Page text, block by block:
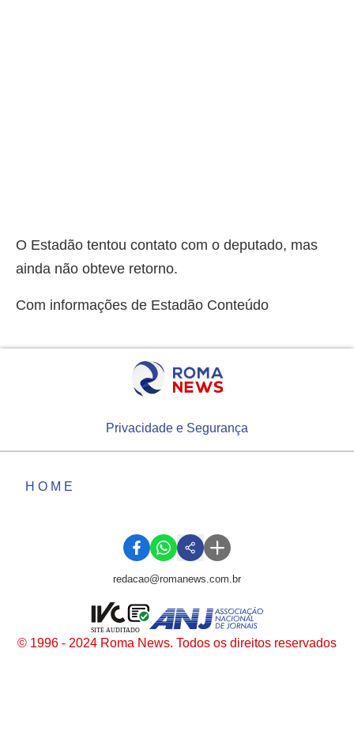
O Estadão tentou contato com o deputado, mas
ainda não obteve retorno.
Com informações de Estadão Conteúdo
Privacidade e Segurança
HOME
redacao@romanews.com.br
© 1996 - 2024 Roma News. Todos os direitos reservados
SITE AUDITADO